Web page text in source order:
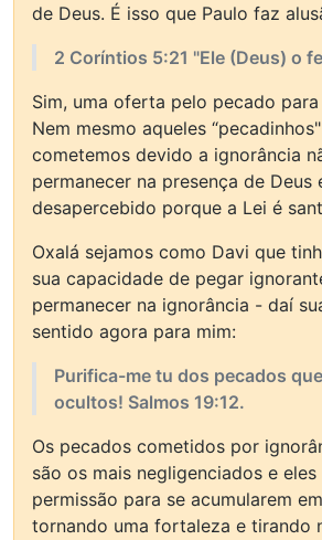
de Deus. É isso que Paulo faz
2 Coríntios 5:21 "Ele (Deus) o
Sim, uma oferta pelo pecado
Nem mesmo aqueles
cometemos devido a ignorância
permanecer na presença de Deus
desapercebido porque a Lei é
Oxalá sejamos como Davi que
sua capacidade de pegar
permanecer na ignorância - daí
sentido agora para mim:
Purifica-me tu dos pecados
ocultos! Salmos 19:12.
Os pecados cometidos por
são os mais negligenciados e eles
permissão para se acumularem
tornando uma fortaleza e tirando